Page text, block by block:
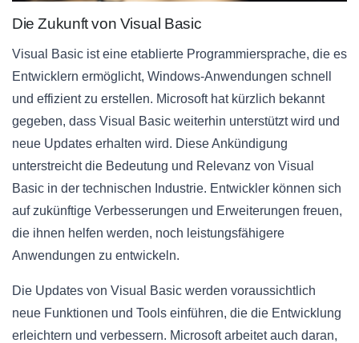
Die Zukunft von Visual Basic
Visual Basic ist eine etablierte Programmiersprache, die es
Entwicklern ermöglicht, Windows-Anwendungen schnell
und effizient zu erstellen. Microsoft hat kürzlich bekannt
gegeben, dass Visual Basic weiterhin unterstützt wird und
neue Updates erhalten wird. Diese Ankündigung
unterstreicht die Bedeutung und Relevanz von Visual
Basic in der technischen Industrie. Entwickler können sich
auf zukünftige Verbesserungen und Erweiterungen freuen,
die ihnen helfen werden, noch leistungsfähigere
Anwendungen zu entwickeln.
Die Updates von Visual Basic werden voraussichtlich
neue Funktionen und Tools einführen, die die Entwicklung
erleichtern und verbessern. Microsoft arbeitet auch daran,